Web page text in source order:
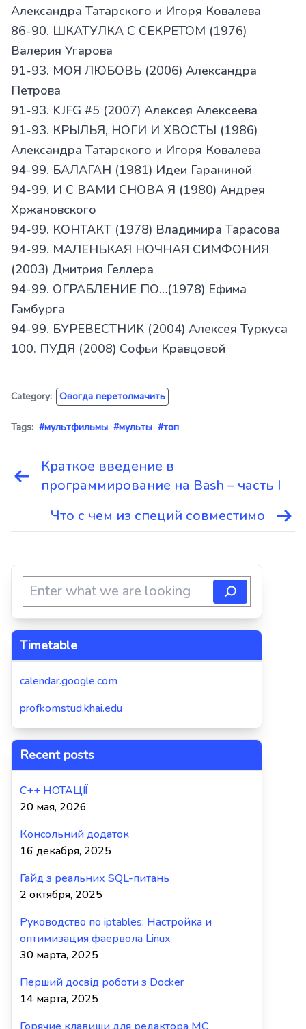
Александра Татарского и Игоря Ковалева
86-90. ШКАТУЛКА С СЕКРЕТОМ (1976)
Валерия Угарова
91-93. МОЯ ЛЮБОВЬ (2006) Александра
Петрова
91-93. KJFG #5 (2007) Алексея Алексеева
91-93. КРЫЛЬЯ, НОГИ И ХВОСТЫ (1986)
Александра Татарского и Игоря Ковалева
94-99. БАЛАГАН (1981) Идеи Гараниной
94-99. И С ВАМИ СНОВА Я (1980) Андрея
Хржановского
94-99. КОНТАКТ (1978) Владимира Тарасова
94-99. МАЛЕНЬКАЯ НОЧНАЯ СИМФОНИЯ
(2003) Дмитрия Геллера
94-99. ОГРАБЛЕНИЕ ПО…(1978) Ефима
Гамбурга
94-99. БУРЕВЕСТНИК (2004) Алексея Туркуса
100. ПУДЯ (2008) Софьи Кравцовой
Category: Овогда перетолмачить
Tags: #мультфильмы #мульты #топ
Навигация
по
Краткое введение в
программирование на Bash – часть I
Что с чем из специй совместимо
Timetable
calendar.google.com
profkomstud.khai.edu
Recent posts
C++ НОТАЦІЇ
20 мая, 2026
Консольний додаток
16 декабря, 2025
Гайд з реальних SQL-питань
2 октября, 2025
Руководство по iptables: Настройка и
оптимизация фаервола Linux
30 марта, 2025
Перший досвід роботи з Docker
14 марта, 2025